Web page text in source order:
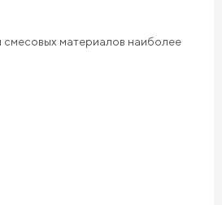
смесовых материалов наиболее